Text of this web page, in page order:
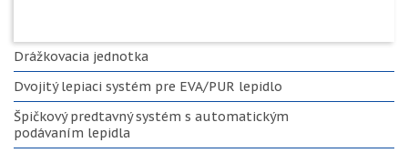
Drážkovacia jednotka
Dvojitý lepiaci systém pre EVA/PUR lepidlo
Špičkový predtavný systém s automatickým
podávaním lepidla